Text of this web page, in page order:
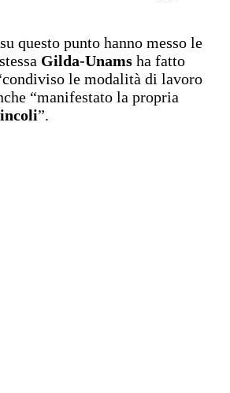
questo punto hanno messo le
Gilda-Unams ha fatto
le modalità di lavoro
“manifestato la propria
”.